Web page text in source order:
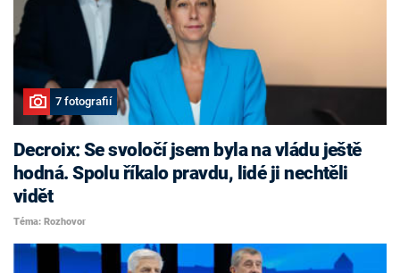
7 fotografií
Decroix: Se svoločí jsem byla na vládu ještě
hodná. Spolu říkalo pravdu, lidé ji nechtěli
vidět
Téma: Rozhovor